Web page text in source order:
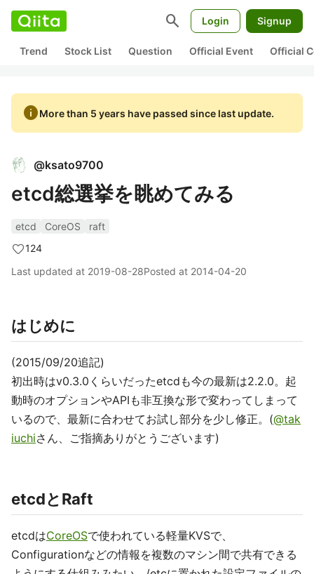
search Login Signup
Trend Stock List Question Official Event Official
infoMore than 5 years have passed since last update.
@ksato9700
etcd総選挙を眺めてみる
etcd CoreOS
raft
124
Last updated at 2019-08-28Posted at 2014-04-20
はじめに
(2015/09/20追記)
初出時はv0.3.0くらいだったetcdも今の最新は2.2.0。起
動時のオプションやAPIも非互換な形で変わってしまって
いるので、最新に合わせてお試し部分を少し修正。(@tak
iuchiさん、ご指摘ありがとうございます)
etcdとRaft
etcdはCoreOSで使われている軽量KVSで、
Configurationなどの情報を複数のマシン間で共有できる